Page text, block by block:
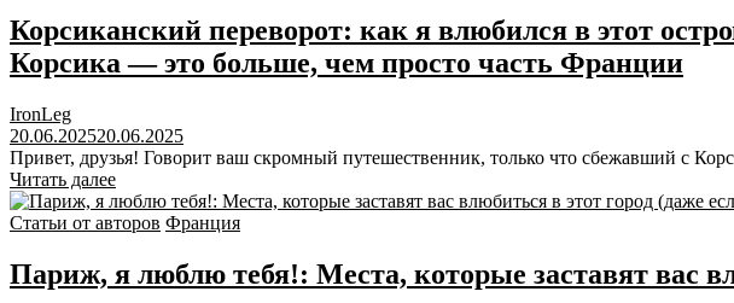
Корсиканский переворот: как я влюбился в этот
Корсика — это больше, чем просто часть Франции
IronLeg
20.06.202520.06.2025
Привет, друзья! Говорит ваш скромный путешественник, только что сбежавший с
Читать далее
Статьи от авторов Франция
Париж, я люблю тебя!: Места, которые заставят вас